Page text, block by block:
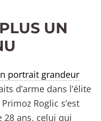
UN
portrait grandeur
d’arme dans l’élite
Roglic s’est
28 ans, celui qui